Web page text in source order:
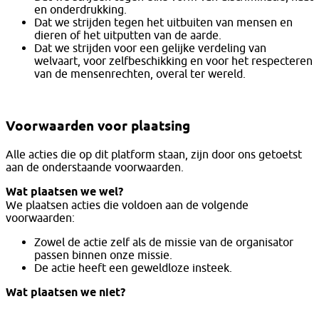
en onderdrukking.
Dat we strijden tegen het uitbuiten van mensen en
dieren of het uitputten van de aarde.
Dat we strijden voor een gelijke verdeling van
welvaart, voor zelfbeschikking en voor het respecteren
van de mensenrechten, overal ter wereld.
Voorwaarden voor plaatsing
Alle acties die op dit platform staan, zijn door ons getoetst
aan de onderstaande voorwaarden.
Wat plaatsen we wel?
We plaatsen acties die voldoen aan de volgende
voorwaarden:
Zowel de actie zelf als de missie van de organisator
passen binnen onze missie.
De actie heeft een geweldloze insteek.
Wat plaatsen we niet?